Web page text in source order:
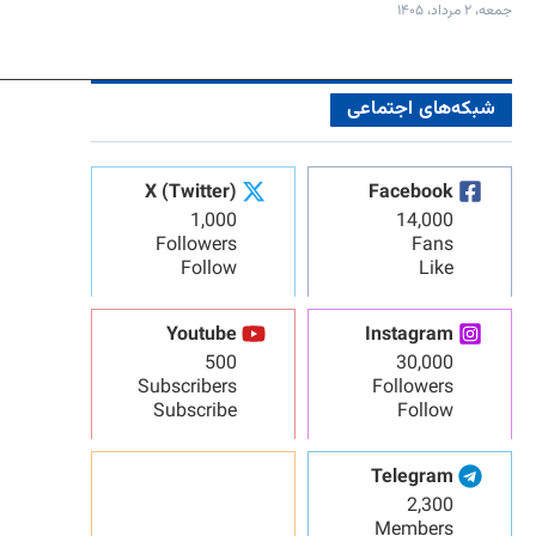
جمعه، ۲ مرداد، ۱۴۰۵
شبکه‌های اجتماعی
Facebook
14,000
Fans
Like
X (Twitter)
1,000
Followers
Follow
Instagram
30,000
Followers
Follow
Youtube
500
Subscribers
Subscribe
Telegram
2,300